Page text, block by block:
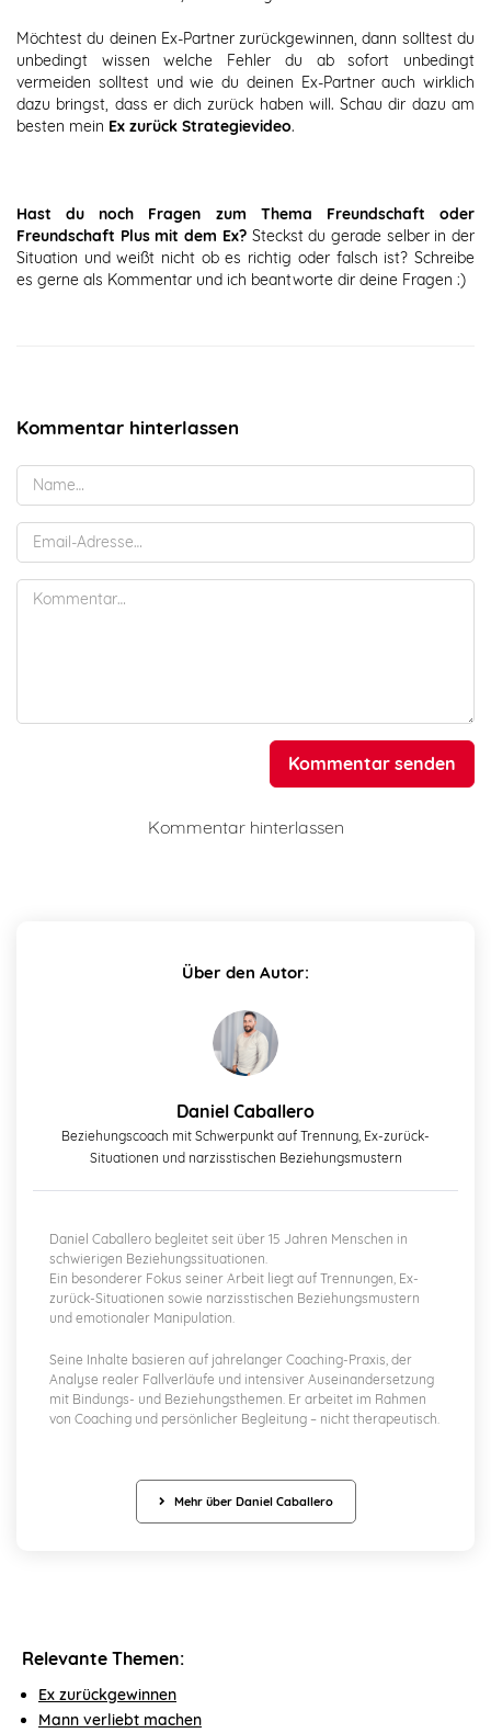
Möchtest du deinen Ex-Partner zurückgewinnen, dann solltest du
unbedingt wissen welche Fehler du ab sofort unbedingt
vermeiden solltest und wie du deinen Ex-Partner auch wirklich
dazu bringst, dass er dich zurück haben will. Schau dir dazu am
besten mein Ex zurück Strategievideo.
Hast du noch Fragen zum Thema Freundschaft oder
Freundschaft Plus mit dem Ex?Steckst du gerade selber in der
Situation und weißt nicht ob es richtig oder falsch ist? Schreibe
es gerne als Kommentar und ich beantworte dir deine Fragen :)
Kommentar hinterlassen
Kommentar senden
Kommentar hinterlassen
Über den Autor:
Daniel Caballero
Beziehungscoach mit Schwerpunkt auf Trennung, Ex-zurück-
Situationen und narzisstischen Beziehungsmustern
Daniel Caballero begleitet seit über 15 Jahren Menschen in
schwierigen Beziehungssituationen.
Ein besonderer Fokus seiner Arbeit liegt auf Trennungen, Ex-
zurück-Situationen sowie narzisstischen Beziehungsmustern
und emotionaler Manipulation.
Seine Inhalte basieren auf jahrelanger Coaching-Praxis, der
Analyse realer Fallverläufe und intensiver Auseinandersetzung
mit Bindungs- und Beziehungsthemen. Er arbeitet im Rahmen
von Coaching und persönlicher Begleitung – nicht therapeutisch.
Mehr über Daniel Caballero
Relevante Themen:
Ex zurückgewinnen
Mann verliebt machen